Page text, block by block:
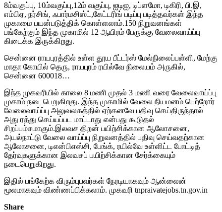
8ம்வகுப்பு, 10ம்வகுப்பு,12ம் வகுப்பு, ஐடிஐ, டிப்ளமோ, டிகிரி, பி.இ,
எம்பிஏ, நர்சிங், ஃபார்மசிஸ்ட்,கேட்டரிங் படிப்பு படித்தவர்கள் இந்த
முகாமை பயன்படுத்திக் கொள்ளலாம்.150 நிறுவனங்கள்
பங்கேற்கும் இந்த முகாமில் 12 ஆயிரம் பேருக்கு வேலைவாய்ப்பு
கிடைக்க இருக்கிறது.
சென்னை ராயபுரத்தில் உள்ள தூய பீட்டர்ஸ் மேல்நிலைப்பள்ளி, மேற்கு
மாதா கோயில் தெரு, ராயபுரம் ரயில்வே நிலையம் அருகில்,
சென்னை 600018…
இந்த முகவரியில் காலை 8 மணி முதல் 3 மணி வரை வேலைவாய்ப்பு
முகாம் நடைபெறுகிறது. இந்த முகாமில் வேலை நியமனம் பெற்றோர்
வேலைவாய்ப்பு அலுவலகத்தில் ஏற்கனவே பதிவு செய்திருந்தால்
அது ரத்து செய்யப்பட மாட்டாது என்பது கூடுதல்
சிறப்பம்சமாகும்.இலவச திறன் பயிற்சிக்கான ஆலோசனை,
அயல்நாட்டு வேலை வாய்ப்பு நிறுவனத்தில் பதிவு செய்வதற்கான
ஆலோசனை, டிஎன்பிஎஸ்சி, பேங்க், ரயில்வே உள்ளிட்ட போட்டித்
தேர்வுகளுக்கான இலவசப் பயிற்சிக்கான சேர்க்கையும்
நடைபெறுகிறது.
இதில் பங்கேற்க விரும்புபவர்கள் நேரடியாகவும் ஆன்லைன்
மூலமாகவும் விண்ணப்பிக்கலாம். முகவரி tnpraivatejobs.tn.gov.in
Share